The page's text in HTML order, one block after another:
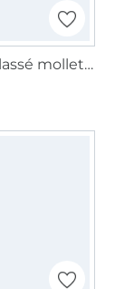
Tissu matelassé molletonné double face Enjoy Sorbet Beach Abstract Flowers, jaune